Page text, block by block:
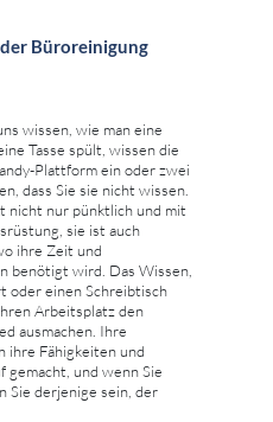
Büroreinigung
wissen, wie man eine
Tasse spült, wissen die
Plattform ein oder zwei
dass Sie sie nicht wissen.
nicht nur pünktlich und mit
sie ist auch
ihre Zeit und
benötigt wird. Das Wissen,
oder einen Schreibtisch
Arbeitsplatz den
ausmachen. Ihre
ihre Fähigkeiten und
gemacht, und wenn Sie
Sie derjenige sein, der